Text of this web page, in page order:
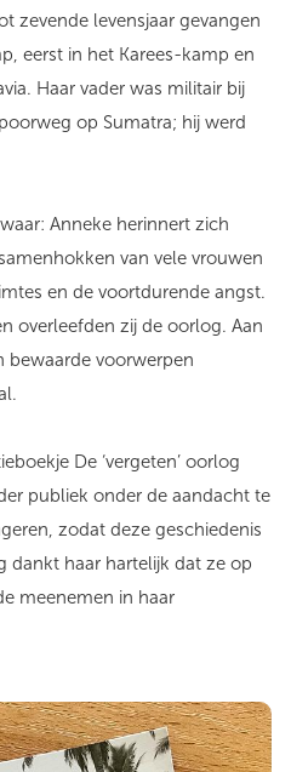
zevende levensjaar gevangen
eerst in het Karees-kamp en
Haar vader was militair bij
op Sumatra; hij werd
Anneke herinnert zich
van vele vrouwen
en de voortdurende angst.
overleefden zij de oorlog. Aan
bewaarde voorwerpen
De ‘vergeten’ oorlog
publiek onder de aandacht te
zodat deze geschiedenis
dankt haar hartelijk dat ze op
meenemen in haar